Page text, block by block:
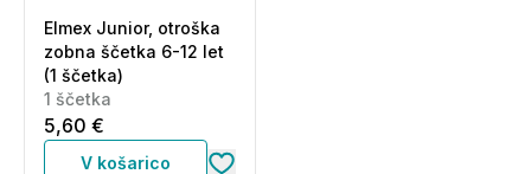
Elmex Junior, otroška
zobna ščetka 6-12 let
(1 ščetka)
1 ščetka
5,60 €
V košarico